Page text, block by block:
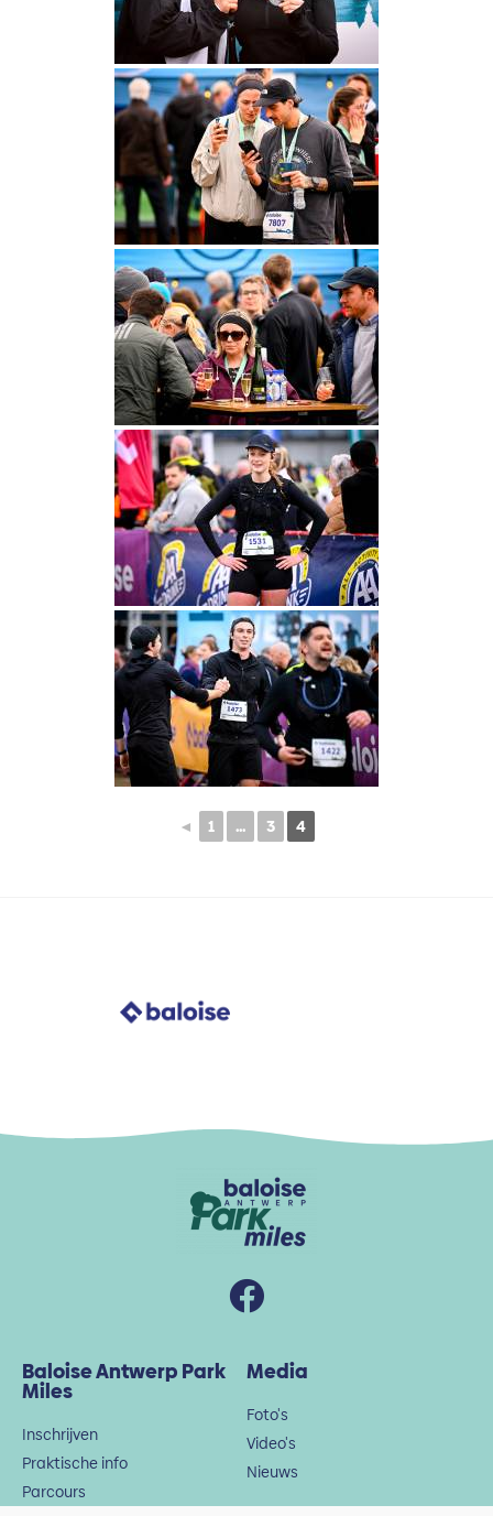
◄ 1 ... 3 4
Baloise Antwerp Park
Miles
Inschrijven
Praktische info
Parcours
Media
Foto's
Video's
Nieuws